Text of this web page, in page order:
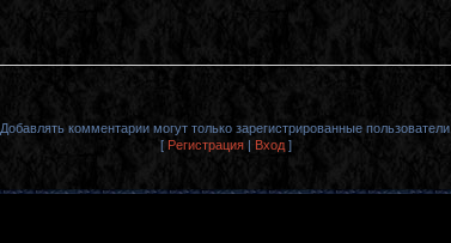
Добавлять комментарии могут только зарегистрированные пользователи.
[ Регистрация | Вход ]